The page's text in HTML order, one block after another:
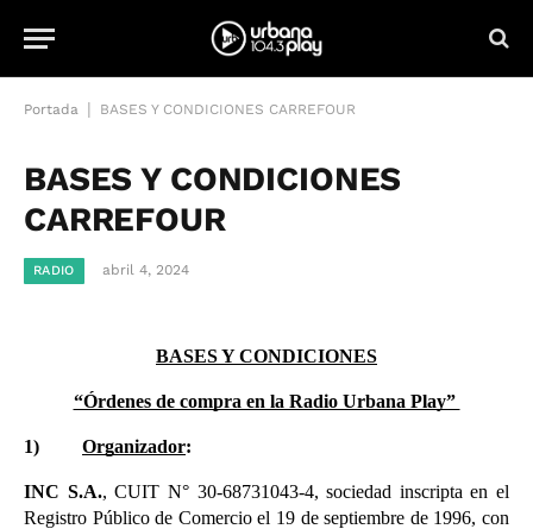
Portada BASES Y CONDICIONES CARREFOUR
BASES Y CONDICIONES
CARREFOUR
RADIO abril 4, 2024
BASES Y CONDICIONES
“Órdenes de compra en la Radio Urbana Play”
1) Organizador:
INC S.A., CUIT N° 30-68731043-4, sociedad inscripta en el
Registro Público de Comercio el 19 de septiembre de 1996, con